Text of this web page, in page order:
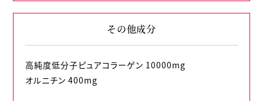
その他成分
高純度低分子ピュアコラーゲン 10000mg
オルニチン 400mg